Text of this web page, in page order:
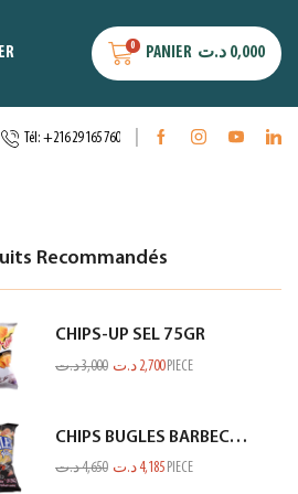
0 PANIER 0,000 د.ت
Tél: +216 29 165 760
Recommandés
CHIPS-UP SEL 75GR
3,000د.ت 2,700 د.ت PIECE
CHIPS BUGLES BARBECUE 75GR
4,650د.ت 4,185 د.ت PIECE